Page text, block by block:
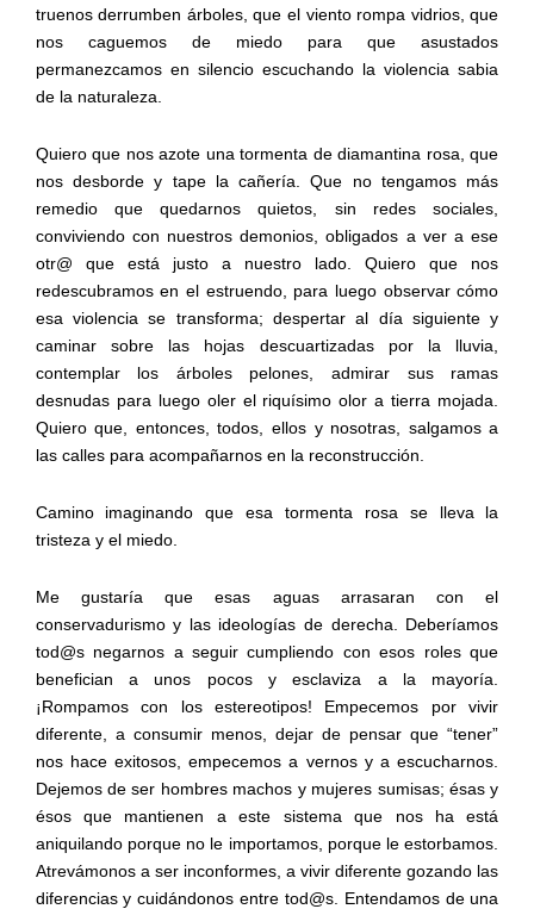
truenos derrumben árboles, que el viento rompa vidrios, que
nos caguemos de miedo para que asustados
permanezcamos en silencio escuchando la violencia sabia
de la naturaleza.
Quiero que nos azote una tormenta de diamantina rosa, que
nos desborde y tape la cañería. Que no tengamos más
remedio que quedarnos quietos, sin redes sociales,
conviviendo con nuestros demonios, obligados a ver a ese
otr@ que está justo a nuestro lado. Quiero que nos
redescubramos en el estruendo, para luego observar cómo
esa violencia se transforma; despertar al día siguiente y
caminar sobre las hojas descuartizadas por la lluvia,
contemplar los árboles pelones, admirar sus ramas
desnudas para luego oler el riquísimo olor a tierra mojada.
Quiero que, entonces, todos, ellos y nosotras, salgamos a
las calles para acompañarnos en la reconstrucción.
Camino imaginando que esa tormenta rosa se lleva la
tristeza y el miedo.
Me gustaría que esas aguas arrasaran con el
conservadurismo y las ideologías de derecha. Deberíamos
tod@s negarnos a seguir cumpliendo con esos roles que
benefician a unos pocos y esclaviza a la mayoría.
¡Rompamos con los estereotipos! Empecemos por vivir
diferente, a consumir menos, dejar de pensar que “tener”
nos hace exitosos, empecemos a vernos y a escucharnos.
Dejemos de ser hombres machos y mujeres sumisas; ésas y
ésos que mantienen a este sistema que nos ha está
aniquilando porque no le importamos, porque le estorbamos.
Atrevámonos a ser inconformes, a vivir diferente gozando las
diferencias y cuidándonos entre tod@s. Entendamos de una